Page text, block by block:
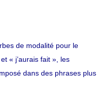
de modalité pour le
« j’aurais fait », les
dans des phrases plus